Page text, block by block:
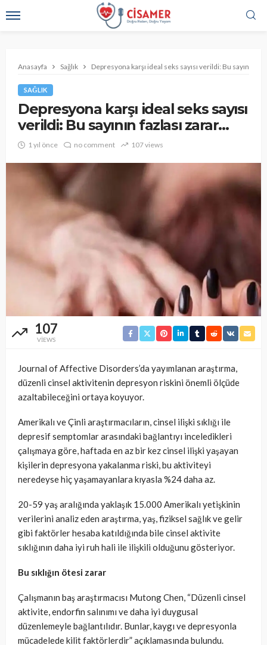
Anasayfa Sağlık Depresyona karşı ideal seks sayısı verildi: Bu sayının
SAĞLIK
Depresyona karşı ideal seks sayısı
verildi: Bu sayının fazlası zarar…
1 yıl önce no comment 107 views
107
VIEWS
Journal of Affective Disorders’da yayımlanan araştırma,
düzenli cinsel aktivitenin depresyon riskini önemli ölçüde
azaltabileceğini ortaya koyuyor.
Amerikalı ve Çinli araştırmacıların, cinsel ilişki sıklığı ile
depresif semptomlar arasındaki bağlantıyı inceledikleri
çalışmaya göre, haftada en az bir kez cinsel ilişki yaşayan
kişilerin depresyona yakalanma riski, bu aktiviteyi
neredeyse hiç yaşamayanlara kıyasla %24 daha az.
20-59 yaş aralığında yaklaşık 15.000 Amerikalı yetişkinin
verilerini analiz eden araştırma, yaş, fiziksel sağlık ve gelir
gibi faktörler hesaba katıldığında bile cinsel aktivite
sıklığının daha iyi ruh hali ile ilişkili olduğunu gösteriyor.
Bu sıklığın ötesi zarar
Çalışmanın baş araştırmacısı Mutong Chen, “Düzenli cinsel
aktivite, endorfin salınımı ve daha iyi duygusal
düzenlemeyle bağlantılıdır. Bunlar, kaygı ve depresyonla
mücadelede kilit faktörlerdir” açıklamasında bulundu.